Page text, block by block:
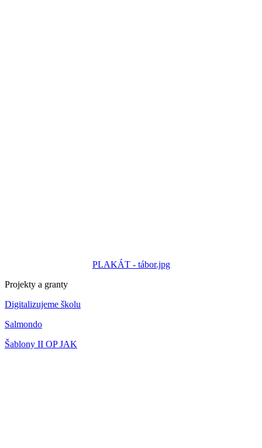
PLAKÁT - tábor.jpg
Projekty a granty
Digitalizujeme školu
Salmondo
Šablony II OP JAK